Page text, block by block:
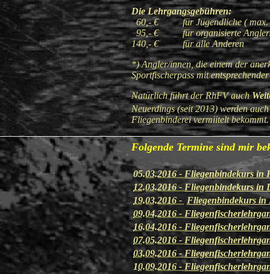
Die Lehrgangsgebühren:
60,- € für Jugendliche ( max.
95,- € für organisierte Angler/
140,- € für alle Anderen
*) Angler/innen, die einem der
Sportfischerpass mit
Natürlich führt der RhFV auch
Neuerdings (seit 2013) werden
Fliegenbinderei vermiitelt bekommt.
Folgende Termine sind mir
05.03.2016 - Fliegenbindekurs in
12.03.2016 -Fliegenbindekurs in
19.03.2016 - Fliegenbindekurs in
09.04.2016 -
16.04.2016 -
07.05.2016 -
03.09.2016 -
10.09.2016 -